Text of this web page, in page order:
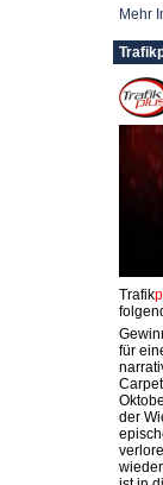
Mehr
Trafik
für
der